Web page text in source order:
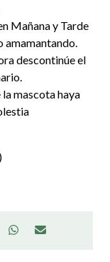
Mañana y Tarde
amamantando.
descontinúe el
mascota haya